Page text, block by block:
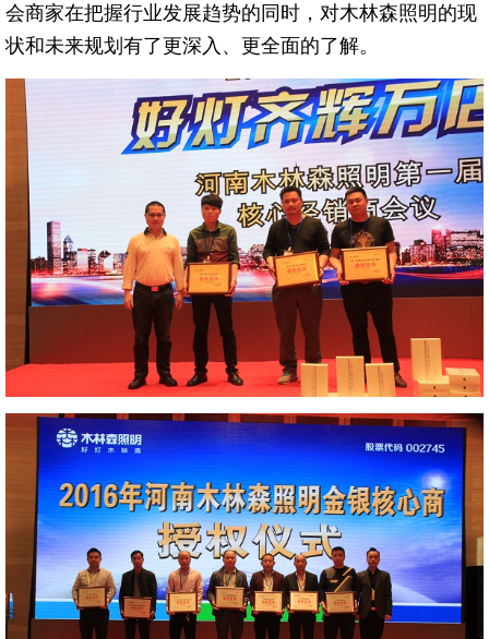
会商家在把握行业发展趋势的同时，对木林森照明的现
状和未来规划有了更深入、更全面的了解。